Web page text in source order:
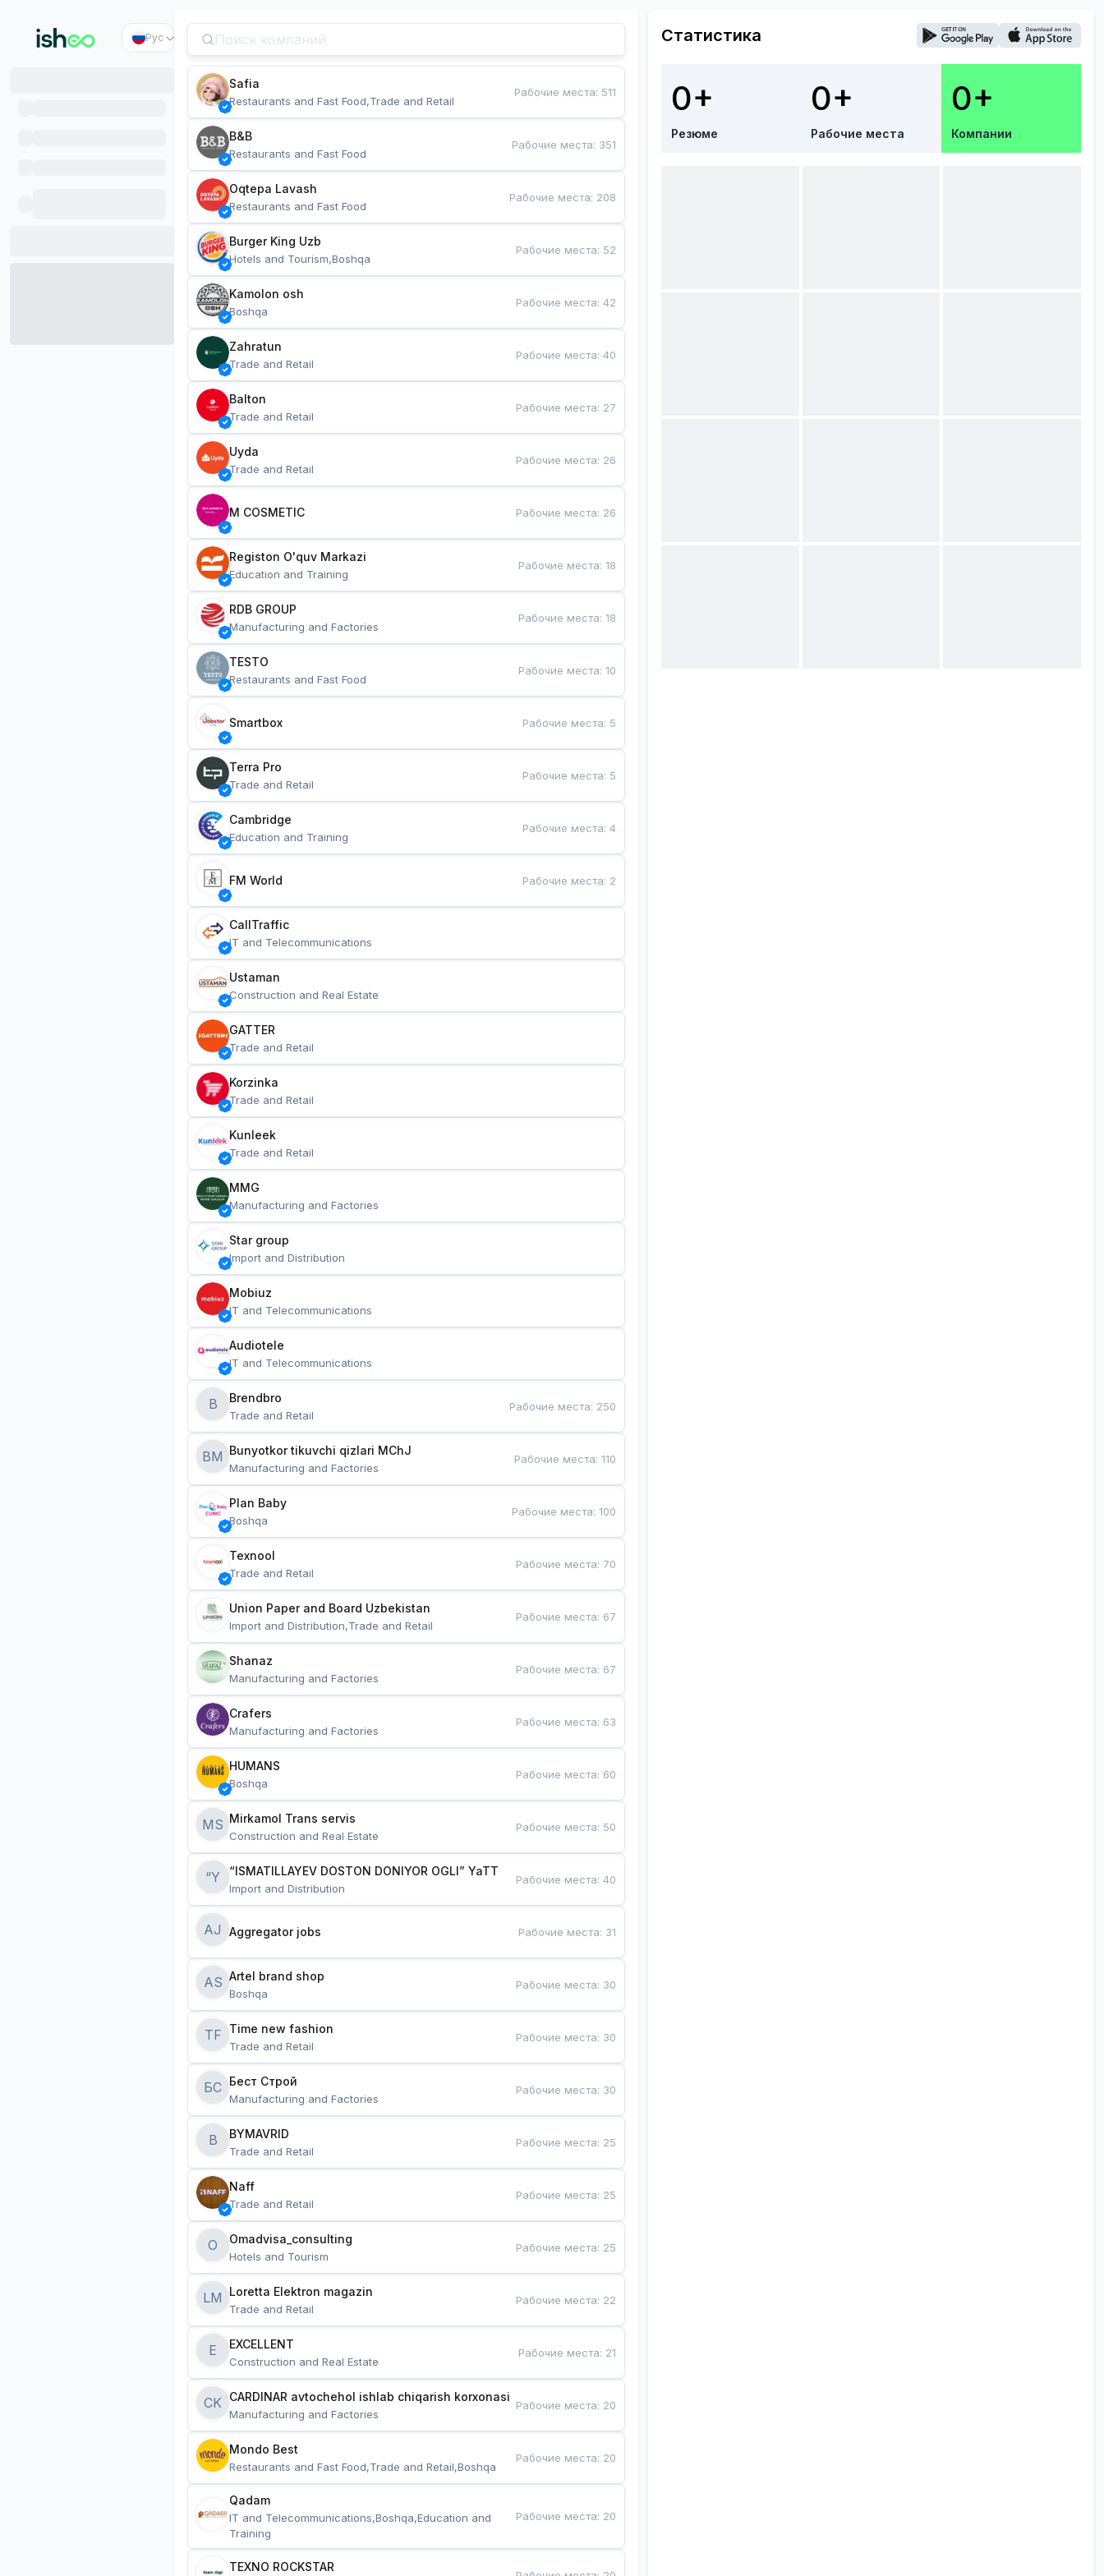
Рус
Safia
Restaurants and Fast Food,Trade and Retail
Рабочие места: 511
B&B
Restaurants and Fast Food
Рабочие места: 351
Oqtepa Lavash
Restaurants and Fast Food
Рабочие места: 208
Burger King Uzb
Hotels and Tourism,Boshqa
Рабочие места: 52
Kamolon osh
Boshqa
Рабочие места:42
Zahratun
Trade and Retail
Рабочие места:40
Balton
Trade and Retail
Рабочие места: 27
Uyda
Trade and Retail
Рабочие места: 26
M COSMETIC Рабочие места: 26
Registon O'quv Markazi
Education and Training
Рабочие места:18
RDB GROUP
Manufacturing and Factories
Рабочие места:18
TESTO
Restaurants and Fast Food
Рабочие места:10
Smartbox Рабочие места: 5
Terra Pro
Trade and Retail
Рабочие места: 5
Cambridge
Education and Training
Рабочие места:4
FM World Рабочие места: 2
CallTraffic
IT and Telecommunications
Ustaman
Construction and Real Estate
GATTER
Trade and Retail
Korzinka
Trade and Retail
Kunleek
Trade and Retail
MMG
Manufacturing and Factories
Star group
Import and Distribution
Mobiuz
IT and Telecommunications
Audiotele
IT and Telecommunications
B Brendbro
Trade and Retail
Рабочие места: 250
BM
Manufacturing and Factories
Рабочие места:110
Plan Baby
Boshqa
Рабочие места:100
Texnool
Trade and Retail
Рабочие места: 70
Union Paper and Board Uzbekistan
Import and Distribution,Trade and Retail
Рабочие места: 67
Shanaz
Manufacturing and Factories
Рабочие места: 67
Crafers
Manufacturing and Factories
Рабочие места: 63
HUMANS
Boshqa
Рабочие места: 60
MS
Construction and Real Estate
Рабочие места: 50
“Y “ISMATILLAYEV DOSTON DONIYOR OGLI” YaTT
Import and Distribution
Рабочие места:40
AJ Aggregator jobs Рабочие места: 31
AS Artel brand shop
Boshqa
Рабочие места: 30
TF Time new fashion
Trade and Retail
Рабочие места: 30
БС Бест Строй
Manufacturing and Factories
Рабочие места: 30
B BYMAVRID
Trade and Retail
Рабочие места: 25
Naff
Trade and Retail
Рабочие места: 25
O Omadvisa_consulting
Hotels and Tourism
Рабочие места: 25
LM Loretta Elektron magazin
Trade and Retail
Рабочие места: 22
E EXCELLENT
Construction and Real Estate
Рабочие места: 21
CK CARDINAR avtochehol ishlab chiqarish korxonasi
Manufacturing and Factories
Рабочие места: 20
Mondo Best
Restaurants and Fast Food,Trade and Retail,Boshqa
Рабочие места: 20
Qadam
IT and Telecommunications,Boshqa,Education and
Training
Рабочие места: 20
TEXNO ROCKSTAR
Статистика
0+
Резюме
0+
Рабочие места
0+
Компании